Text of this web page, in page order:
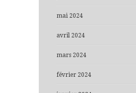
mai 2024
avril 2024
mars 2024
février 2024